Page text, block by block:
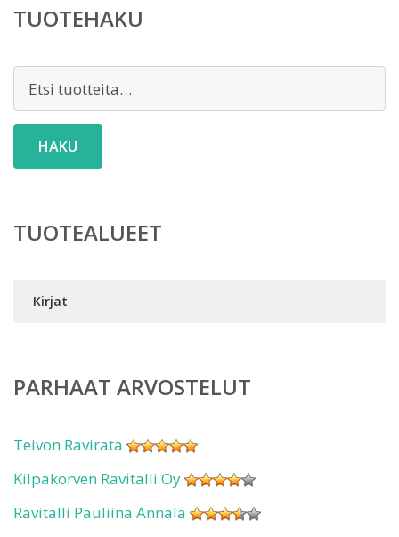
TUOTEHAKU
HAKU
TUOTEALUEET
Kirjat
PARHAAT ARVOSTELUT
Teivon Ravirata
Kilpakorven Ravitalli Oy
Ravitalli Pauliina Annala